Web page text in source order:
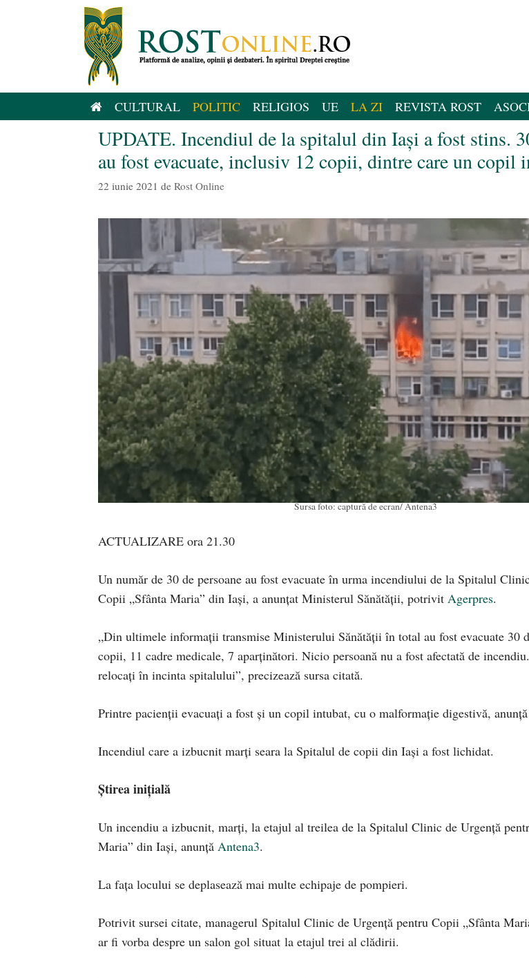
CULTURAL POLITIC RELIGIOS UE LA ZI REVISTA ROST
UPDATE. Incendiul de la spitalul din Iași a fost stins.
au fost evacuate, inclusiv 12 copii, dintre care un copil
22 iunie 2021 de Rost Online
Sursa foto: captură de ecran/ Antena3
ACTUALIZARE ora 21.30
Un număr de 30 de persoane au fost evacuate în urma incendiului de la Spitalul
Copii „Sfânta Maria” din Iaşi, a anunțat Ministerul Sănătăţii, potrivit Agerpres.
„Din ultimele informaţii transmise Ministerului Sănătăţii în total au fost evacuate 30
copii, 11 cadre medicale, 7 aparţinători. Nicio persoană nu a fost afectată de
relocaţi în incinta spitalului”, precizează sursa citată.
Printre pacienții evacuați a fost și un copil intubat, cu o malformație digestivă, anunță
Incendiul care a izbucnit marţi seara la Spitalul de copii din Iaşi a fost lichidat.
Știrea inițială
Un incendiu a izbucnit, marți, la etajul al treilea de la Spitalul Clinic de Urgență
Maria” din Iași, anunță Antena3.
La fața locului se deplasează mai multe echipaje de pompieri.
Potrivit sursei citate, managerul Spitalul Clinic de Urgență pentru Copii „Sfânta
ar fi vorba despre un salon gol situat la etajul trei al clădirii.